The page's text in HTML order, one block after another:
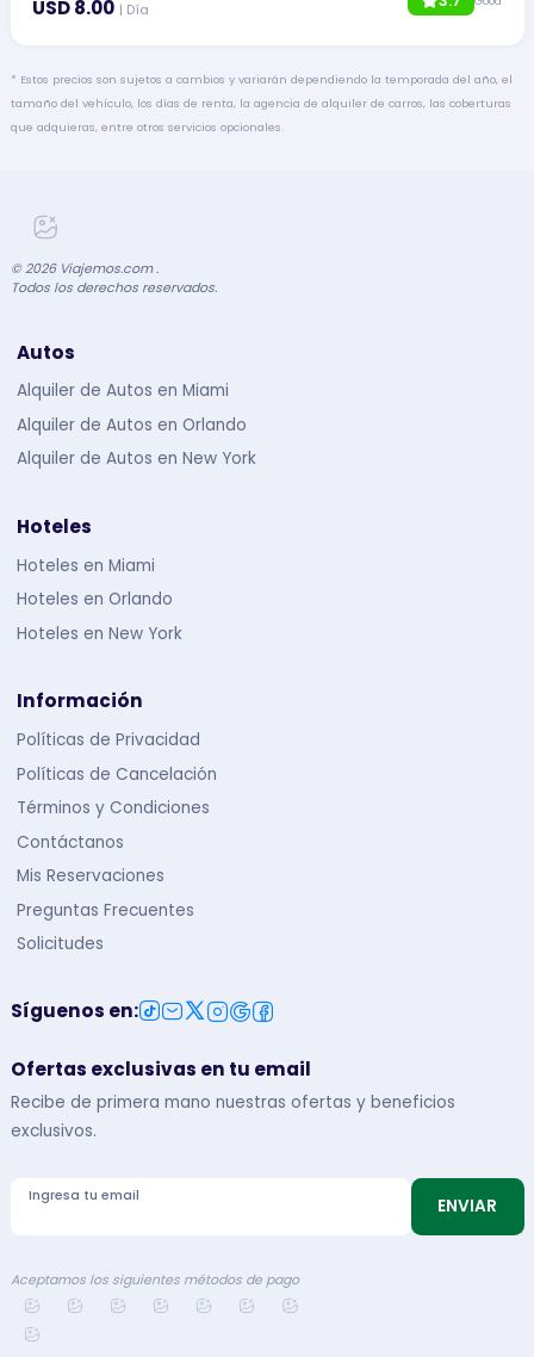
USD 8.00 | Día
* Estos precios son sujetos a cambios y variarán dependiendo la temporada del año, el
tamaño del vehículo, los días de renta, la agencia de alquiler de carros, las coberturas
que adquieras, entre otros servicios opcionales.
© 2026Viajemos.com .
Todos los derechos reservados.
Autos
Alquiler de Autos en Miami
Alquiler de Autos en Orlando
Alquiler de Autos en New York
Hoteles
Hoteles en Miami
Hoteles en Orlando
Hoteles en New York
Información
Políticas de Privacidad
Políticas de Cancelación
Términos y Condiciones
Contáctanos
Mis Reservaciones
Preguntas Frecuentes
Solicitudes
Síguenos en:
Ofertas exclusivas en tu email
Recibe de primera mano nuestras ofertas y beneficios
exclusivos.
Ingresa tu email
ENVIAR
Aceptamos los siguientes métodos de pago